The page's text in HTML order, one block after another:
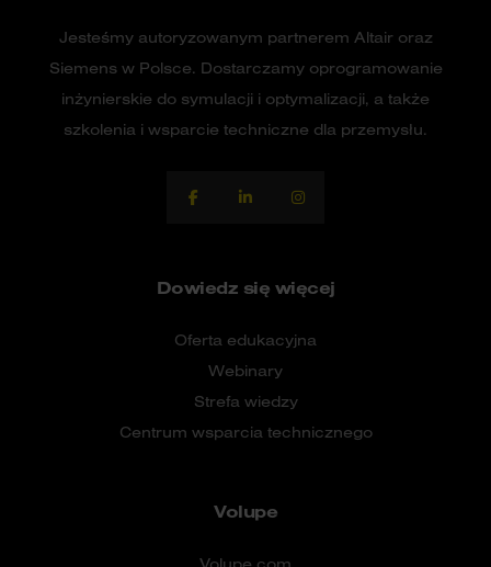
Jesteśmy autoryzowanym partnerem Altair oraz
Siemens w Polsce. Dostarczamy oprogramowanie
inżynierskie do symulacji i optymalizacji, a także
szkolenia i wsparcie techniczne dla przemysłu.
Dowiedz się więcej
Oferta edukacyjna
Webinary
Strefa wiedzy
Centrum wsparcia technicznego
Volupe